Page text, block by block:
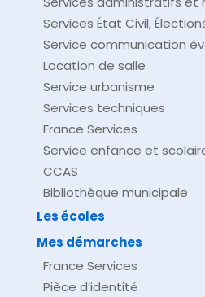
Services État Civil,
Service communication
Location de salle
Service urbanisme
Services techniques
France Services
Service enfance et
CCAS
Bibliothèque municipale
Les écoles
Mes démarches
France Services
Pièce d’identité